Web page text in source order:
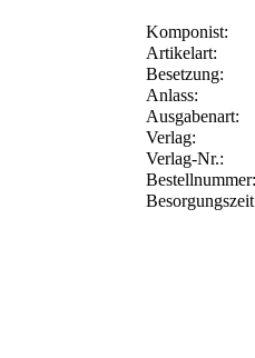
Komponist:
Artikelart:
Besetzung:
Anlass:
Ausgabenart:
Verlag:
Verlag-Nr.: